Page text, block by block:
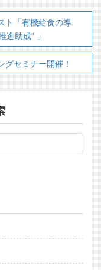
ト「有機給食の導
助成” 」
グセミナー開催！